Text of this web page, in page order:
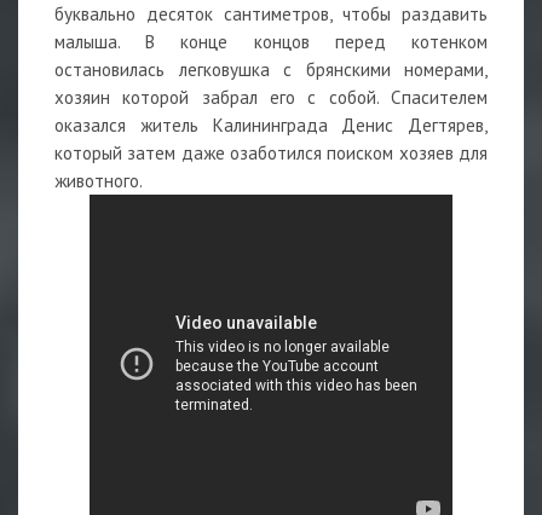
буквально десяток сантиметров, чтобы раздавить
малыша. В конце концов перед котенком
остановилась легковушка с брянскими номерами,
хозяин которой забрал его с собой. Спасителем
оказался житель Калининграда Денис Дегтярев,
который затем даже озаботился поиском хозяев для
животного.